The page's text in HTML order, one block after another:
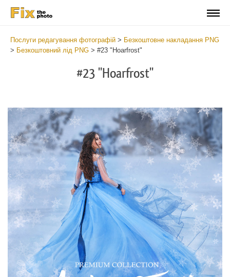
Послуги редагування фотографій > Безкоштовне накладання PNG
> Безкоштовний лід PNG > #23 "Hoarfrost"
#23 "Hoarfrost"
Please select
Free PNG Overlay #23